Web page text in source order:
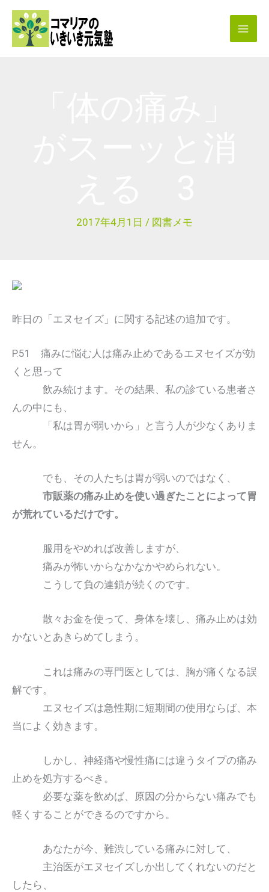
2017年4月1日 / 図書メモ
昨日の「エヌセイズ」に関する記述の追加です。
P.51 痛みに悩む人は痛み止めであるエヌセイズが効
くと思って
飲み続けます。その結果、私の診ている患者さ
んの中にも、
「私は胃が弱いから」と言う人が少なくありま
せん。
でも、その人たちは胃が弱いのではなく、
市販薬の痛み止めを使い過ぎたことによって胃
が荒れているだけです。
服用をやめれば改善しますが、
痛みが怖いからなかなかやめられない。
こうして負の連鎖が続くのです。
散々お金を使って、身体を壊し、痛み止めは効
かないとあきらめてしまう。
これは痛みの専門医としては、胸が痛くなる誤
解です。
エヌセイズは急性期に短期間の使用ならば、本
当によく効きます。
しかし、神経痛や慢性痛には違うタイプの痛み
止めを処方するべき。
必要な薬を飲めば、原因の分からない痛みでも
軽くすることができるのですから。
あなたが今、難渋している痛みに対して、
主治医がエヌセイズしか出してくれないのだと
したら、